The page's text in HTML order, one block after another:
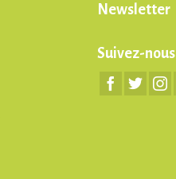
Newsletter
Suivez-nous